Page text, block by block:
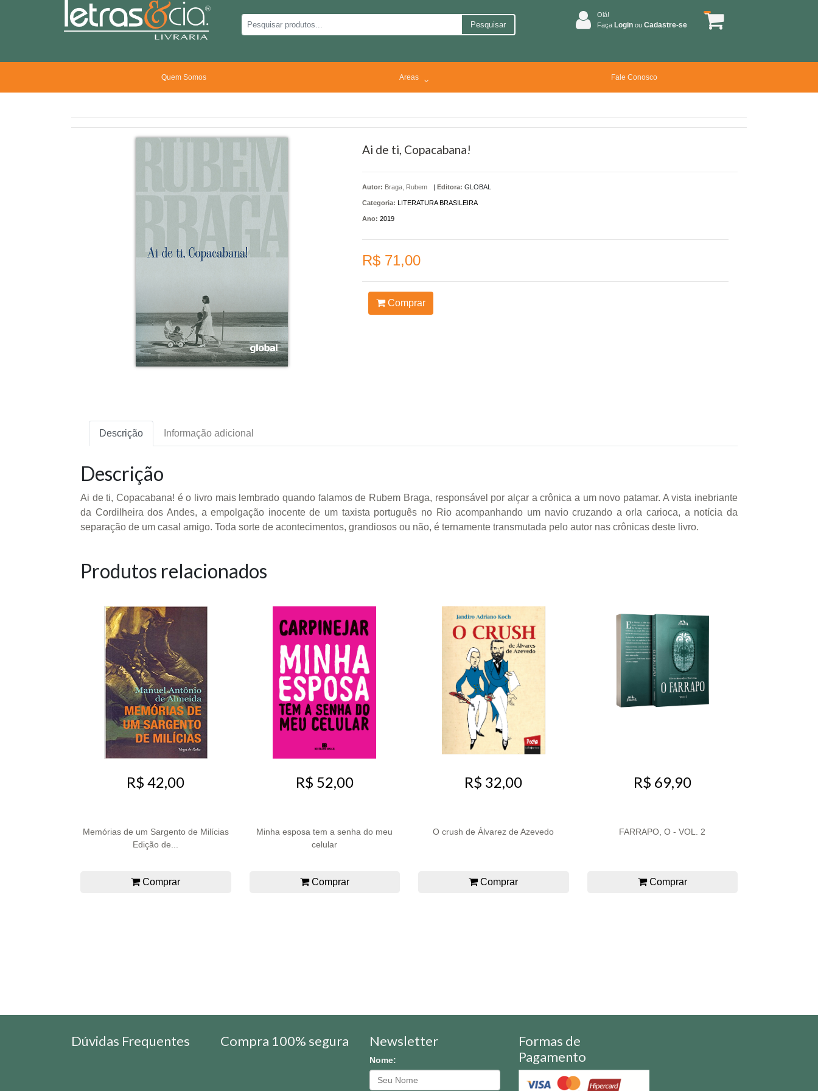
Pesquisar
Olá!
Faça Login ou Cadastre-se
Quem Somos Areas Fale Conosco
Ai de ti, Copacabana!
Autor: Braga, Rubem | Editora: GLOBAL
Categoria: LITERATURA BRASILEIRA
Ano: 2019
R$ 71,00
Comprar
Descrição Informação adicional
Descrição
Ai de ti, Copacabana! é o livro mais lembrado quando falamos de Rubem Braga, responsável por alçar a crônica a um novo patamar. A vista inebriante
da Cordilheira dos Andes, a empolgação inocente de um taxista português no Rio acompanhando um navio cruzando a orla carioca, a notícia da
separação de um casal amigo. Toda sorte de acontecimentos, grandiosos ou não, é ternamente transmutada pelo autor nas crônicas deste livro.
Produtos relacionados
R$ 42,00
Memórias de um Sargento de Milícias
Edição de...
Comprar
R$ 52,00
Minha esposa tem a senha do meu
celular
Comprar
R$ 32,00
O crush de Álvarez de Azevedo
Comprar
R$ 69,90
FARRAPO, O - VOL. 2
Comprar
Dúvidas Frequentes Compra 100% segura Newsletter
Nome:
Formas de
Pagamento